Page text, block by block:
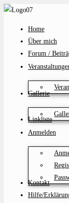
Zum
Home
Über mich
Forum /
Gallerie
Linkliste
Anmelden
Kontakt
Hilfe/